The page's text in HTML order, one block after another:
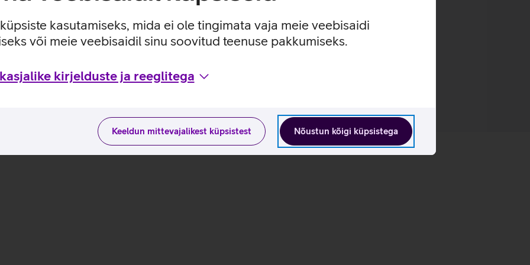
kasutamiseks, mida ei ole tingimata vaja meie veebisaidi
või meie veebisaidil sinu soovitud teenuse pakkumiseks.
kirjelduste ja reeglitega
Nõustun kõigi küpsistega
Keeldun mittevajalikest küpsistest
kasutusviisidega tootja kodulehel
G6_EST